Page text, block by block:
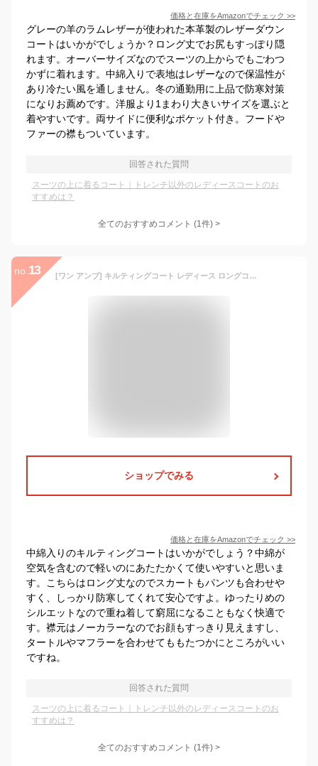
価格と在庫をAmazonでチェック >>
グレーの羊のラムレザーが使われた本革製のレザーダウン
コートはいかがでしょうか？ロング丈でお尻もすっぽり隠
れます。オーバーサイズなのでスーツの上からでもごわつ
かずに着れます。中綿入りで表地はレザーなので保温性が
あり冷たい風を通しません。冬の通勤用に上品で防寒対策
になりお薦めです。洋服より1まわり大きいサイズを選ぶと
着やすいです。両サイドに便利なポケット付き。フードや
ファーの襟もついています。
回答された質問
スーツの上に着るコート｜トレンチ以外のレディースコートのお
すすめは？
全てのおすすめコメント (1件) >
no. 13 [ワン アンブ] キルティングコート レディース ロングコート ゆったり アウター ロング オーバーサイズ 中綿ジャケット ノーカラージャケット ブラウン M
ショップでみる
価格と在庫をAmazonでチェック >>
中綿入りのキルティングコートはいかがでしょう？中綿が
空気を含むので軽いのにあたたかくて使いやすいと思いま
す。こちらはロング丈なのでスカートもパンツも合わせや
すく、しっかり防寒してくれて安心ですよ。ゆったりめの
シルエットなので重ね着して窮屈になることもなく快適で
す。襟元はノーカラーなのでお顔もすっきり見えますし、
タートルやマフラーを合わせてももたつかにところがいい
ですね。
回答された質問
スーツの上に着るコート｜トレンチ以外のレディースコートのお
すすめは？
全てのおすすめコメント (1件) >